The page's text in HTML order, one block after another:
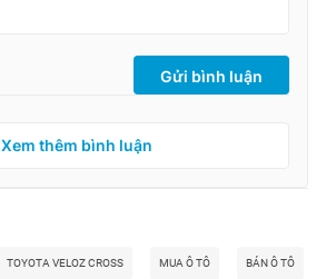
Gửi bình luận
Xem thêm bình luận
TOYOTA VELOZ CROSS MUA Ô TÔ BÁN Ô TÔ